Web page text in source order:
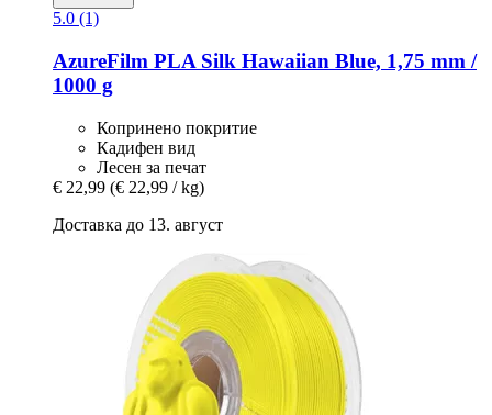
5.0 (1)
AzureFilm PLA Silk Hawaiian Blue, 1,75 mm /
1000 g
Копринено покритие
Кадифен вид
Лесен за печат
€ 22,99 (€ 22,99 / kg)
Доставка до 13. август